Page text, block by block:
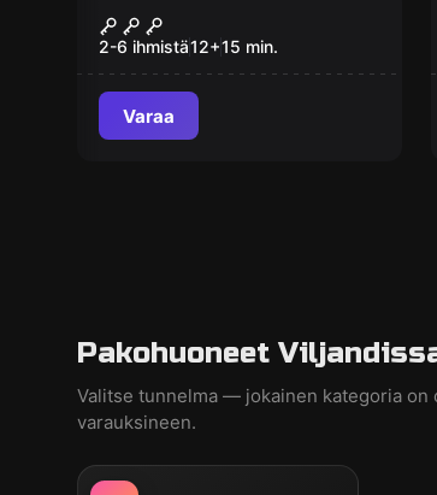
VIRTUAALREAALSUS
2-6 ihmistä12+15 min.
Varaa
Pakohuoneet
Valitse tunnelma — jokainen kategoria on
varauksineen.